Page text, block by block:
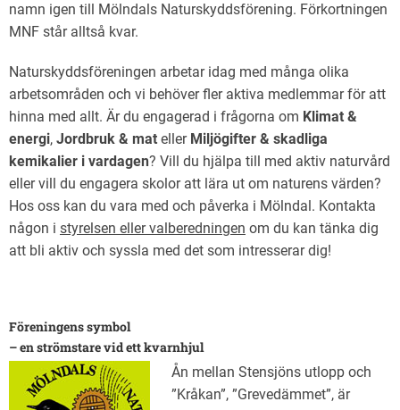
namn igen till Mölndals Naturskyddsförening. Förkortningen
MNF står alltså kvar.
Naturskyddsföreningen arbetar idag med många olika
arbetsområden och vi behöver fler aktiva medlemmar för att
hinna med allt. Är du engagerad i frågorna om Klimat &
energi, Jordbruk & mat eller Miljögifter & skadliga
kemikalier i vardagen? Vill du hjälpa till med aktiv naturvård
eller vill du engagera skolor att lära ut om naturens värden?
Hos oss kan du vara med och påverka i Mölndal. Kontakta
någon i styrelsen eller valberedningen om du kan tänka dig
att bli aktiv och syssla med det som intresserar dig!
Föreningens symbol
– en strömstare vid ett kvarnhjul
Ån mellan Stensjöns utlopp och
”Kråkan”, ”Grevedämmet”, är